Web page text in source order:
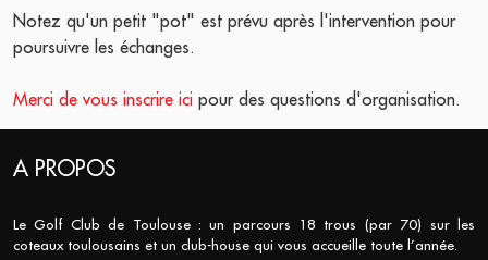
Notez qu'un petit "pot" est prévu après l'intervention pour
poursuivre les échanges.
Merci de vous inscrire ici pour des questions d'organisation.
A PROPOS
Le Golf Club de Toulouse : un parcours 18 trous (par 70) sur les
coteaux toulousains et un club-house qui vous accueille toute l’année.